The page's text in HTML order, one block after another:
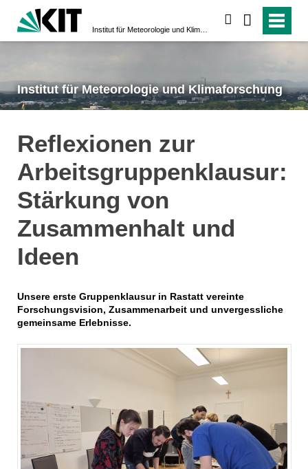
Institut für Meteorologie und Klimaforschung
Reflexionen zur
Arbeitsgruppenklausur:
Stärkung von
Zusammenhalt und
Ideen
Unsere erste Gruppenklausur in Rastatt vereinte
Forschungsvision, Zusammenarbeit und unvergessliche
gemeinsame Erlebnisse.